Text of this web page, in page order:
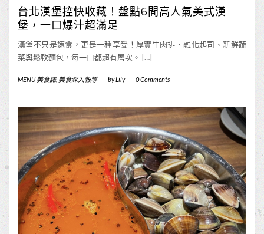
台北漢堡控快收藏！盤點6間高人氣美式漢
堡，一口爆汁超滿足
漢堡不只是速食，更是一種享受！厚實牛肉排、融化起司、新鮮蔬
菜與鬆軟麵包，每一口都超有層次。 […]
MENU 美食誌, 美食深入報導 - byLily - 0 Comments